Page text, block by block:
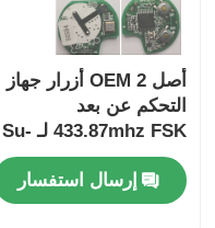
أصل OEM 2 أزرار جهاز
التحكم عن بعد
433.87mhz FSK لـ Su-
zuki Jim-ny 2005-2017
بدون رقاقة 37182-A7
فقط التحكم للجملة
إرسال استفسار